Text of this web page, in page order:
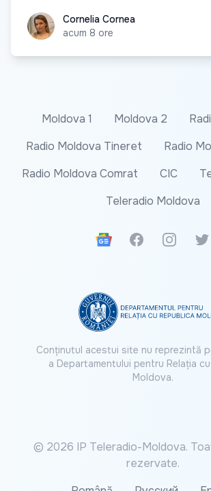
Cornelia Cornea
Cornelia Cornea
acum 8 ore
Moldova 1 Moldova 2
Radio Moldova Tineret
Radio
Radio Moldova Comrat
CIC
Teleradio Moldova
Google News
FacebookInstagram
Conținutul acestui site nu reprezintă
a Departamentului pentru Relația
Moldova.
© 2026 IP Teleradio-Moldova.
rezervate.